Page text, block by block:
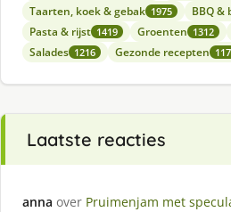
Taarten, koek & gebak 1975 BBQ &
Pasta & rijst 1419 Groenten 1312
Salades 1216 Gezonde recepten
Laatste reacties
anna over Pruimenjam met